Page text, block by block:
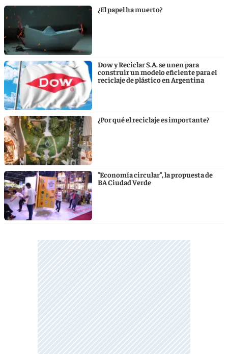
¿El papel ha muerto?
Dow y Reciclar S.A. se unen para
construir un modelo eficiente para el
reciclaje de plástico en Argentina
¿Por qué el reciclaje es importante?
"Economía circular", la propuesta de
BA Ciudad Verde